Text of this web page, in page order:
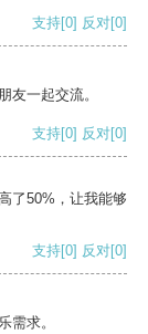
支持[0] 反对[0]
友一起交流。
支持[0] 反对[0]
了50%，让我能够
支持[0] 反对[0]
需求。